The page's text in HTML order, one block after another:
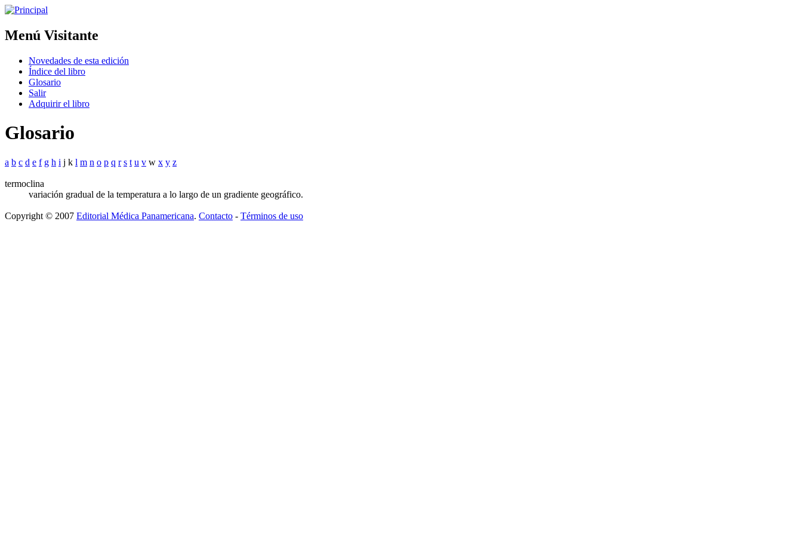
Menú Visitante
Novedades de esta edición
Índice del libro
Glosario
Salir
Adquirir el libro
Glosario
a b c d e f g h i j k l m n o p q r s t u v w x y z
termoclina
variación gradual de la temperatura a lo largo de un gradiente geográfico.
Copyright © 2007 Editorial Médica Panamericana. Contacto - Términos de uso